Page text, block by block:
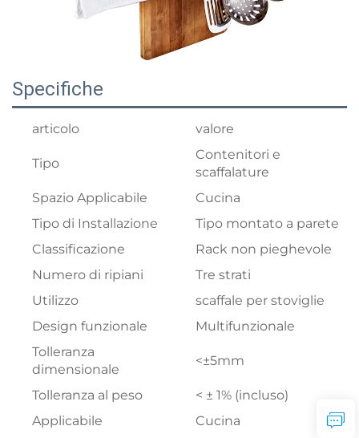
Specifiche
articolo valore
Tipo
Contenitori e
scaffalature
Spazio Applicabile
Cucina
Tipo di Installazione
Tipo montato a parete
Classificazione
Rack non pieghevole
Numero di ripiani
Tre strati
Utilizzo
scaffale per stoviglie
Design funzionale
Multifunzionale
Tolleranza
dimensionale
<±5mm
Tolleranza al peso
< ± 1% (incluso)
Applicabile
Cucina